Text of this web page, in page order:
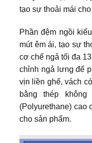
tạo sự thoải mái
Phần đệm ngồi
mút êm ái, tạo sự
cơ chế ngả tối đa
chỉnh ngả lưng để
vịn liền ghế, vách
bằng thép
(Polyurethane) cao
cho sản phẩm.